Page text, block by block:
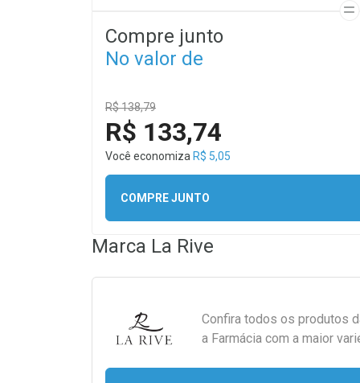
Compre junto
No valor de
R$ 138,79
R$ 133,74
Você economiza R$ 5,05
COMPRE JUNTO
Marca La Rive
Confira todos os produtos
a Farmácia com a maior